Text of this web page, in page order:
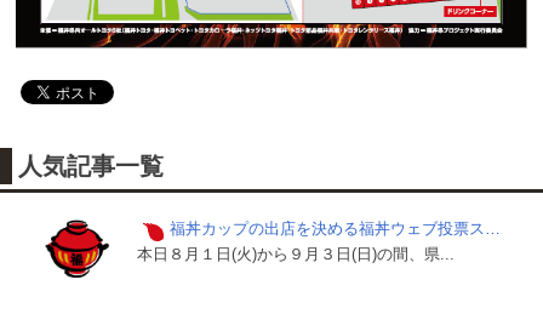
人気記事一覧
福丼カップの出店を決める福丼ウェブ投票ス…
本日８月１日(火)から９月３日(日)の間、県...